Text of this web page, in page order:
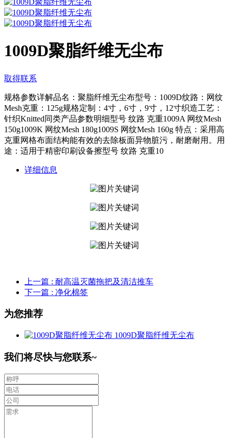
1009D聚脂纤维无尘布
取得联系
规格参数详解品名：聚脂纤维无尘布型号：1009D纹路：网纹
Mesh克重：125g规格定制：4寸，6寸，9寸，12寸织造工艺：
针织Knitted同类产品参数明细型号 纹路 克重1009A 网纹Mesh
150g1009K 网纹Mesh 180g1009S 网纹Mesh 160g 特点：采用高
克重网格布面结构能有效的去除板面异物脏污，耐磨耐用。用
途：适用于精密印刷设备擦型号 纹路 克重10
详细信息
上一篇 : 耐高温灭菌拖把及清洁推车
下一篇 : 净化棉签
为您推荐
1009D聚脂纤维无尘布
我们将尽快与您联系~